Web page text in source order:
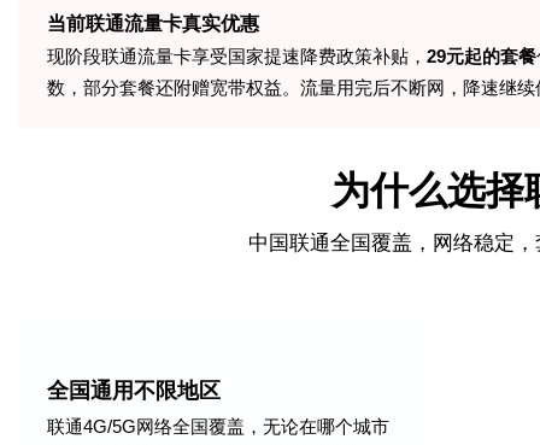
当前联通流量卡真实优惠
现阶段联通流量卡享受国家提速降费政策补贴， 29元起的套餐
数，部分套餐还附赠宽带权益。流量用完后不断网，降速继
为什么选择
中国联通全国覆盖，网络稳定
全国通用不限地区
联通4G/5G网络全国覆盖，无论在哪个城市